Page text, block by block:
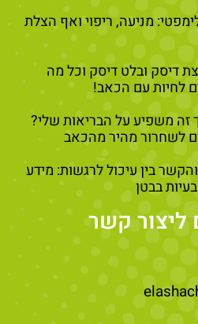
מניעה, ריפוי ואף הצלת
דיסק ובלט דיסק וכל מה
לחיות עם הכאב!
זה משפיע על הבריאות שלי?
לשחרור מהיר מהכאב
בין עיכול לרגשות: מידע
בבטן
ליצור קשר